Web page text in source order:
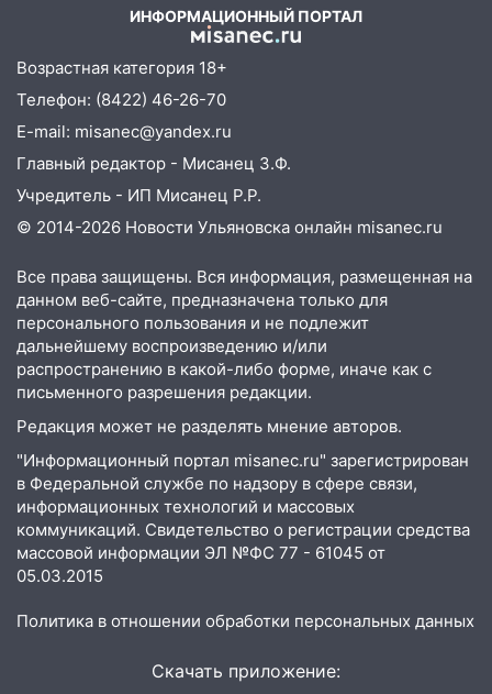
Мотофристайл, рок и силовой
большой фестиваль «Наше время»
17:30
августа после рабочего дня: список АЗС
«Обыск» по видеосвязи: в
Ульяновске задержали 19-летнюю
сообщницу мошенников
16:12 Едва не перерезал горло: в
Вешкайме посиделки с судимым
знакомым закончились для женщины
больницей
16:06 18-летняя девушка без прав
перевернулась на мопеде и попала в
больницу
15:59 Ульяновец отдал более 14
миллионов рублей за криминальное
покровительство
15:32 На «кольце» кроссовер сбил 18-
летнего мопедиста
15:00
В Ульяновске после тройного ДТП
ИНФОРМАЦИОННЫЙ ПОРТАЛ
Возрастная категория 18+
Телефон: (8422) 46-26-70
E-mail: misanec@yandex.ru
Главный редактор - Мисанец З.Ф.
Учредитель - ИП Мисанец Р.Р.
© 2014-2026 Новости Ульяновска онлайн misanec.ru
Все права защищены. Вся информация, размещенная на
данном веб-сайте, предназначена только для
персонального пользования и не подлежит
дальнейшему воспроизведению и/или
распространению в какой-либо форме, иначе как с
письменного разрешения редакции.
Редакция может не разделять мнение авторов.
"Информационный портал misanec.ru" зарегистрирован
в Федеральной службе по надзору в сфере связи,
информационных технологий и массовых
коммуникаций. Свидетельство о регистрации средства
массовой информации ЭЛ №ФС 77 - 61045 от
05.03.2015
Политика в отношении обработки персональных данных
Скачать приложение: